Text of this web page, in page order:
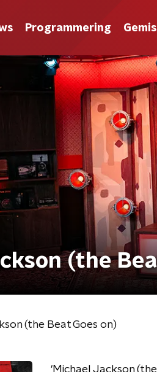
Programmering
(the
(the Beat Goes on)
'Michael Jackson